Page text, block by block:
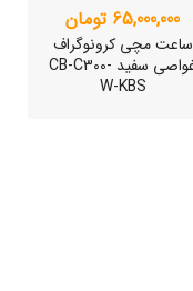
65,000,000 تومان
ساعت مچی کرونوگراف
غواصی سفید CB-C300-
W-KBS